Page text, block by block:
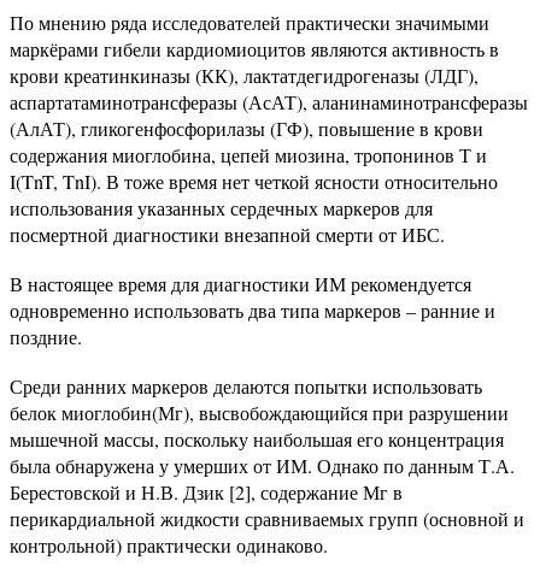
По мнению ряда исследователей практически значимыми
маркёрами гибели кардиомиоцитов являются активность в
крови креатинкиназы (КК), лактатдегидрогеназы (ЛДГ),
аспартатаминотрансферазы (АсАТ), аланинаминотрансферазы
(АлАТ), гликогенфосфорилазы (ГФ), повышение в крови
содержания миоглобина, цепей миозина, тропонинов Т и
I(TnT, TnI). В тоже время нет четкой ясности относительно
использования указанных сердечных маркеров для
посмертной диагностики внезапной смерти от ИБС.
В настоящее время для диагностики ИМ рекомендуется
одновременно использовать два типа маркеров – ранние и
поздние.
Среди ранних маркеров делаются попытки использовать
белок миоглобин(Мг), высвобождающийся при разрушении
мышечной массы, поскольку наибольшая его концентрация
была обнаружена у умерших от ИМ. Однако по данным Т.А.
Берестовской и Н.В. Дзик [2], содержание Мг в
перикардиальной жидкости сравниваемых групп (основной и
контрольной) практически одинаково.